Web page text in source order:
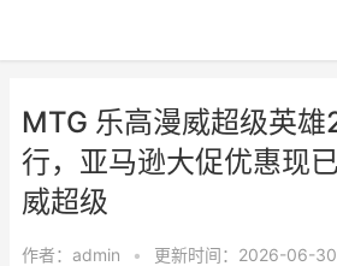
MTG 乐高漫威超级英雄
行，亚马逊大促优惠现
威超级
作者： admin • 更新时间：2026-06-30